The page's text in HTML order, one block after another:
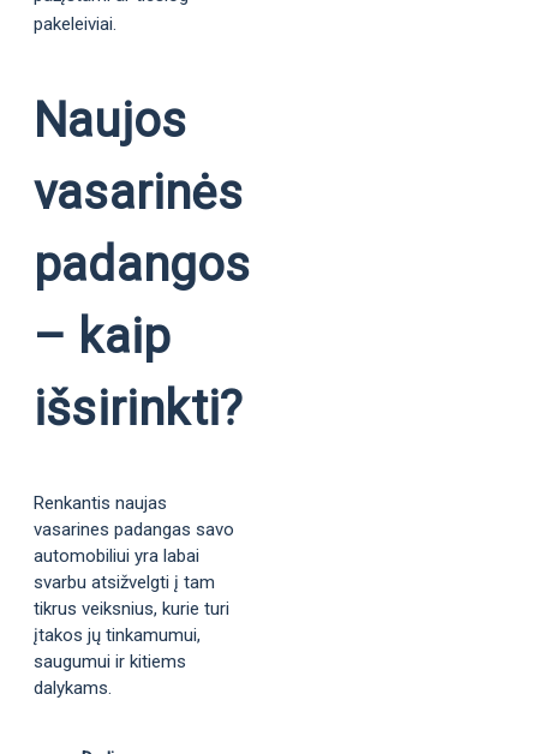
pakeleiviai.
Naujos
vasarinės
padangos
– kaip
išsirinkti?
Renkantis naujas
vasarines padangas savo
automobiliui yra labai
svarbu atsižvelgti į tam
tikrus veiksnius, kurie turi
įtakos jų tinkamumui,
saugumui ir kitiems
dalykams.